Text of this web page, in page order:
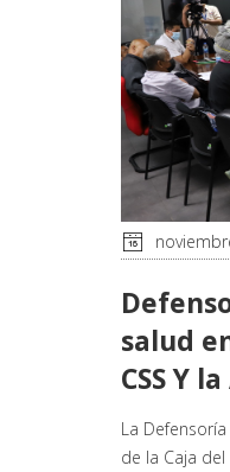
salud
CSS Y
La
de la Caja del